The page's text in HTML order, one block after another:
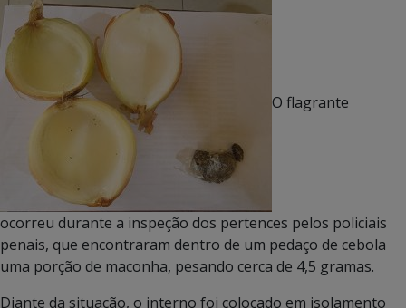
O flagrante
ocorreu durante a inspeção dos pertences pelos policiais
penais, que encontraram dentro de um pedaço de cebola
uma porção de maconha, pesando cerca de 4,5 gramas.
Diante da situação, o interno foi colocado em isolamento